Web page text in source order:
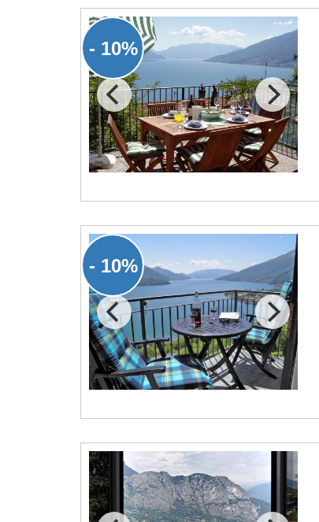
- 10%
- 10%